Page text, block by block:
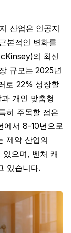
산업은 인공지
본적인 변화를
의 최신
규모는 2025년
로 22% 성장할
개인 맞춤형
히 주목할 점은
에서 8-10년으로
제약 산업의
있으며, 벤처 캐
있습니다.